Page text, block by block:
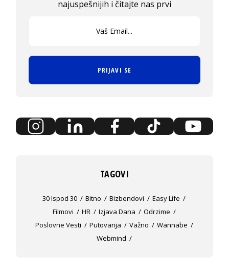
najuspešnijih i čitajte nas prvi
PRIJAVI SE
TAGOVI
30 Ispod 30 Bitno Bizbendovi
Easy Life
Filmovi
HR Izjava Dana
Odrzime
Poslovne Vesti
Putovanja Važno
Wannabe
Webmind